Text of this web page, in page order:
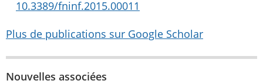
10.3389/fninf.2015.00011
Plus de publications sur Google Scholar
Nouvelles associées